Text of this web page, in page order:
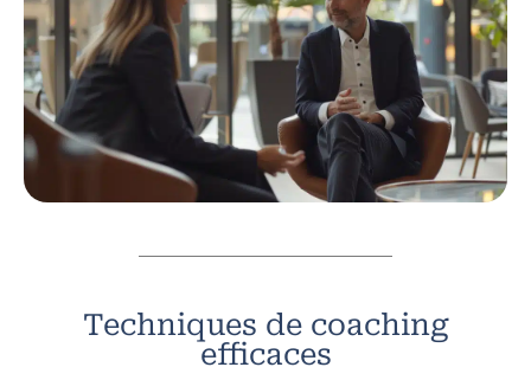
Techniques de coaching
efficaces